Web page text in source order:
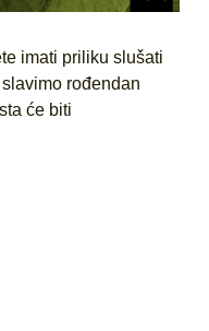
imati priliku slušati
rođendan
će biti